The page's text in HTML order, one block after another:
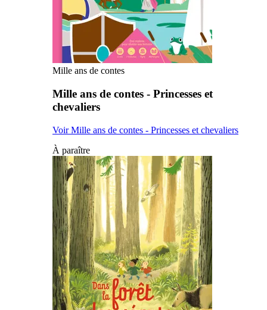
Mille ans de contes
Mille ans de contes - Princesses et
chevaliers
Voir Mille ans de contes - Princesses et chevaliers
À paraître